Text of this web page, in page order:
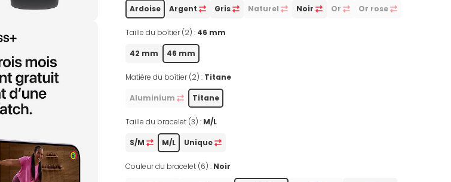
Ardoise Argent Gris Naturel Noir Or Or rose
Taille du boîtier (2) : 46 mm
42 mm 46 mm
Matière du boîtier (2) : Titane
Aluminium Titane
Taille du bracelet (3) : M/L
S/M M/L Unique
Couleur du bracelet (6) : Noir